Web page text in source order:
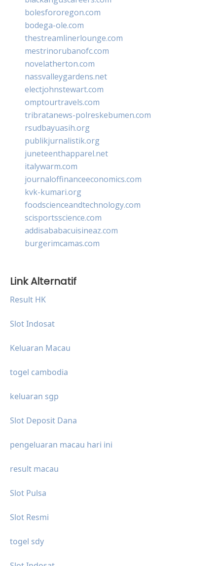
bolesfororegon.com
bodega-ole.com
thestreamlinerlounge.com
mestrinorubanofc.com
novelatherton.com
nassvalleygardens.net
electjohnstewart.com
omptourtravels.com
tribratanews-polreskebumen.com
rsudbayuasih.org
publikjurnalistik.org
juneteenthapparel.net
italywarm.com
journaloffinanceeconomics.com
kvk-kumari.org
foodscienceandtechnology.com
scisportsscience.com
addisababacuisineaz.com
burgerimcamas.com
Link Alternatif
Result HK
Slot Indosat
Keluaran Macau
togel cambodia
keluaran sgp
Slot Deposit Dana
pengeluaran macau hari ini
result macau
Slot Pulsa
Slot Resmi
togel sdy